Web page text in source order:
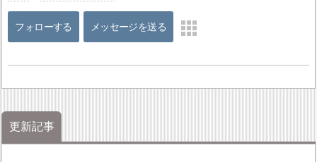
フォローする メッセージを送る
更新記事